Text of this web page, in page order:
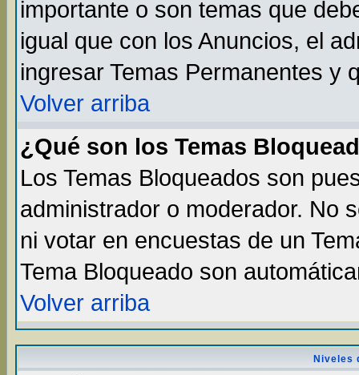
importante o son temas que
igual que con los Anuncios, el
ingresar Temas Permanentes y
Volver arriba
¿Qué son los Temas
Los Temas Bloqueados son
administrador o moderador. No
ni votar en encuestas de un
Tema Bloqueado son
Volver arriba
Niveles